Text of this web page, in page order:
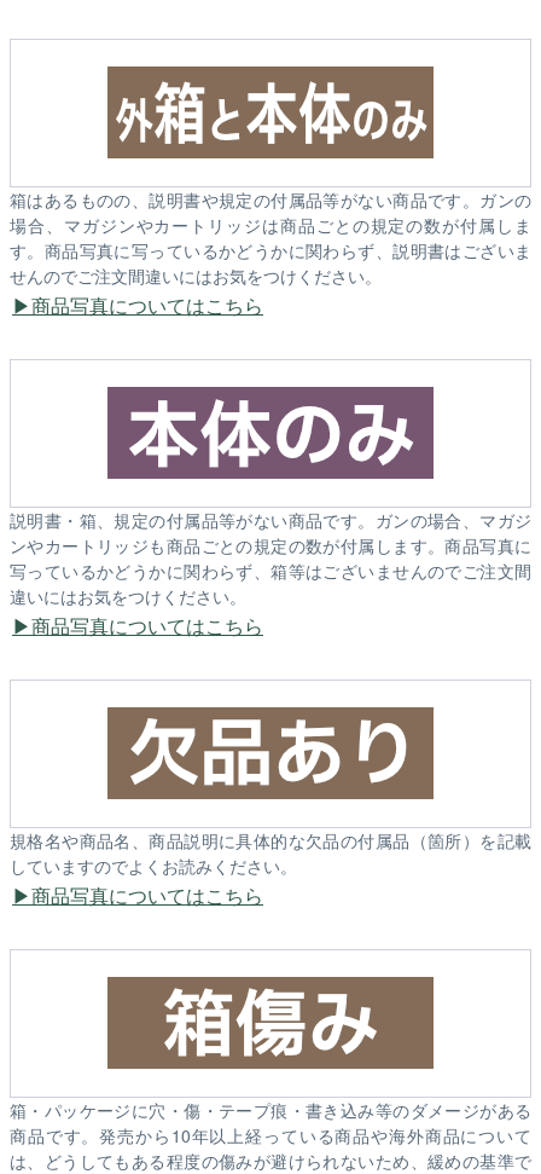
箱はあるものの、説明書や規定の付属品等がない商品です。ガンの
場合、マガジンやカートリッジは商品ごとの規定の数が付属しま
す。商品写真に写っているかどうかに関わらず、説明書はございま
せんのでご注文間違いにはお気をつけください。
商品写真についてはこちら
説明書・箱、規定の付属品等がない商品です。ガンの場合、マガジ
ンやカートリッジも商品ごとの規定の数が付属します。商品写真に
写っているかどうかに関わらず、箱等はございませんのでご注文間
違いにはお気をつけください。
商品写真についてはこちら
規格名や商品名、商品説明に具体的な欠品の付属品（箇所）を記載
していますのでよくお読みください。
商品写真についてはこちら
箱・パッケージに穴・傷・テープ痕・書き込み等のダメージがある
商品です。発売から10年以上経っている商品や海外商品について
は、どうしてもある程度の傷みが避けられないため、緩めの基準で